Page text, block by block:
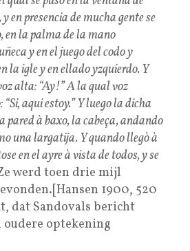
en presencia de mucha gente se
en la palma de la mano
y en el juego del codo y
la igle y en ellado yzquierdo. Y
alta: “Ay!” A la qual voz
aqui estoy.” Y luego la dicha
pared à baxo, la cabeça, andando
una largatija. Y quando llegò à
en el ayre à vista de todos, y se
werd toen drie mijl
1900, 520
dat Sandovals bericht
optekening